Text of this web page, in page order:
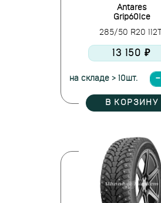
Antares
Grip60Ice
285/50 R20 112T
13 150 ₽
на складе > 10шт.
В КОРЗИНУ